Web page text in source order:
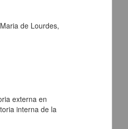
de Lourdes,
externa en
interna de la